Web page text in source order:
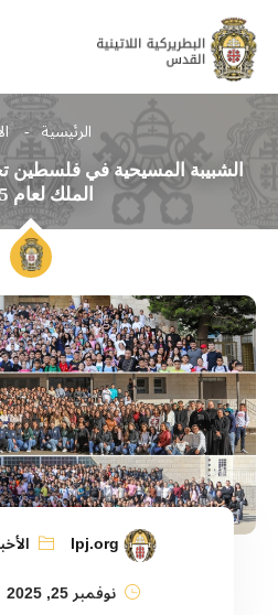
الرئيسية
الشبيبة المسيحية في فلسطين
الملك لعام 2025
lpj.org
نوفمبر 25, 2025